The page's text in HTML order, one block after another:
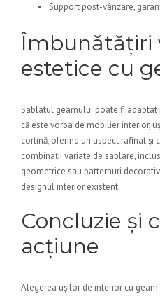
Support post-vânzare,
Îmbunătățiri
estetice cu
Sablatul geamului poate fi adaptat
că este vorba de mobilier interior,
cortină, oferind un aspect rafinat și
combinații variate de sablare,
geometrice sau patternuri
designul interior existent.
Concluzie și
acțiune
Alegerea ușilor de interior cu